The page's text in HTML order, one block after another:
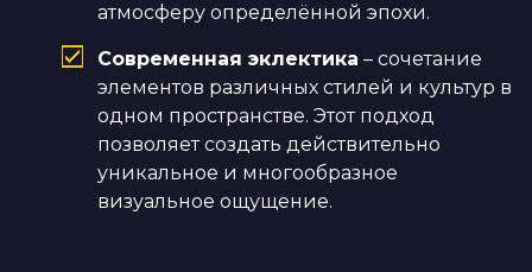
атмосферу определённой эпохи.
Современная эклектика – сочетание
элементов различных стилей и культур в
одном пространстве. Этот подход
позволяет создать действительно
уникальное и многообразное
визуальное ощущение.